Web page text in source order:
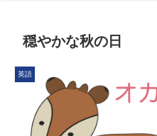
穏やかな秋の日
英語